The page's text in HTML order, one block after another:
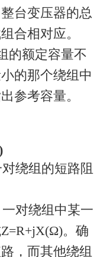
台变压器的总
合相对应。
的额定容量不
的那个绕组中
参考容量。
绕组的短路阻
对绕组中某一
。确
，而其他绕组